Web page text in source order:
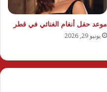
موعد حفل أنغام الغنائي في قطر
يونيو 29, 2026